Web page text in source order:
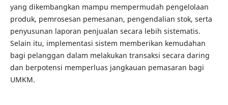
yang dikembangkan mampu mempermudah pengelolaan
produk, pemrosesan pemesanan, pengendalian stok, serta
penyusunan laporan penjualan secara lebih sistematis.
Selain itu, implementasi sistem memberikan kemudahan
bagi pelanggan dalam melakukan transaksi secara daring
dan berpotensi memperluas jangkauan pemasaran bagi
UMKM.